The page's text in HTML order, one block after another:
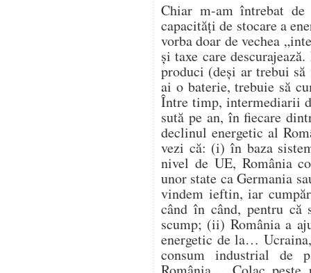
Chiar m-am întrebat
capacități de stocare a
vorba doar de vechea
și taxe care
produci (deși ar trebui
ai o baterie, trebuie să
Între timp, intermediarii
sută pe an, în fiecare
declinul energetic al
vezi că: (i) în baza
nivel de UE, România
unor state ca Germania
vindem ieftin, iar
când în când, pentru că
scump; (ii) România a
energetic de la…
consum industrial de